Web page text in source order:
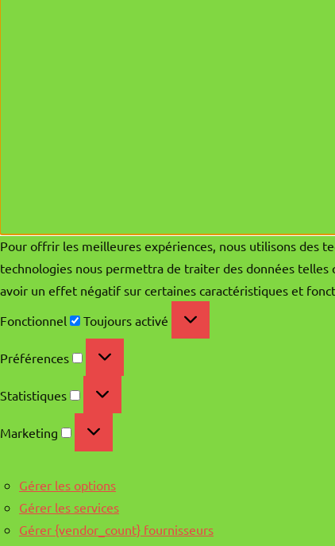
Pour offrir les meilleures expériences, nous utilisons des
technologies nous permettra de traiter des données
avoir un effet négatif sur certaines caractéristiques et
Fonctionnel
Toujours activé
Préférences
Préférences
Statistiques
Statistiques
Marketing
Marketing
Gérer les options
Gérer les services
Gérer {vendor_count} fournisseurs